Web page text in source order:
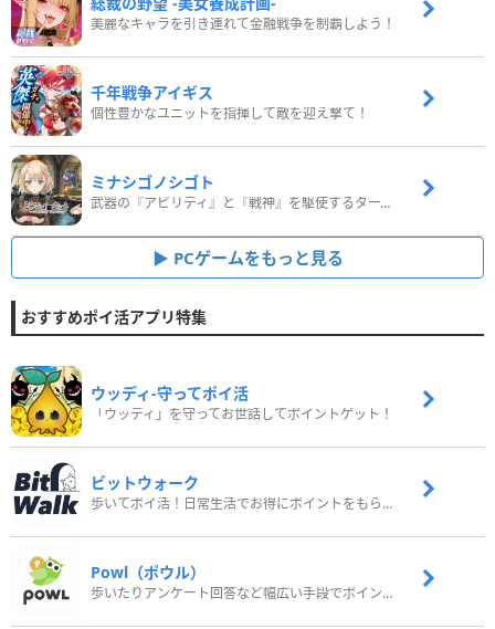
美麗なキャラを引き連れて金融戦争を制覇しよう！
千年戦争アイギス
個性豊かなユニットを指揮して敵を迎え撃て！
ミナシゴノシゴト
武器の『アビリティ』と『戦神』を駆使するターン制コマンドバトルRPG！
PCゲームをもっと見る
おすすめポイ活アプリ特集
ウッディ‐守ってポイ活
「ウッディ」を守ってお世話してポイントゲット！
ビットウォーク
歩いてポイ活！日常生活でお得にポイントをもらおう
Powl（ポウル）
歩いたりアンケート回答など幅広い手段でポイントをゲット